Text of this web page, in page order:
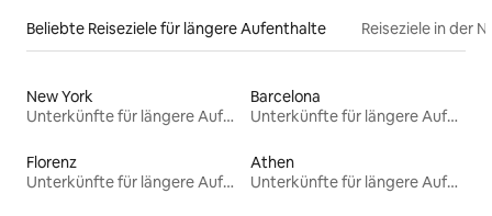
Beliebte Reiseziele für längere Aufenthalte Reiseziele in der
New York
Unterkünfte für längere Aufenthalte
Barcelona
Unterkünfte für längere Aufenthalte
Florenz
Unterkünfte für längere Aufenthalte
Athen
Unterkünfte für längere Aufenthalte